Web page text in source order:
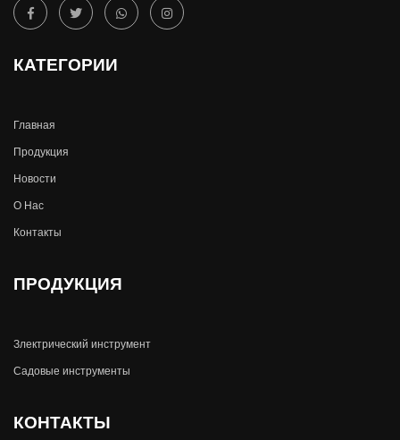
КАТЕГОРИИ
Главная
Продукция
Новости
О Hас
Контакты
ПРОДУКЦИЯ
Злектрический инструмент
Садовые инструменты
КОНТАКТЫ